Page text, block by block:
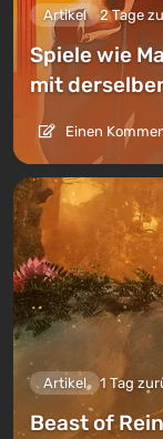
Artikel 2 Tage
Spiele wie
mit
Einen
Artikel 1 Tag
Beast of